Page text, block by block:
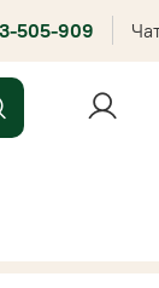
505-909